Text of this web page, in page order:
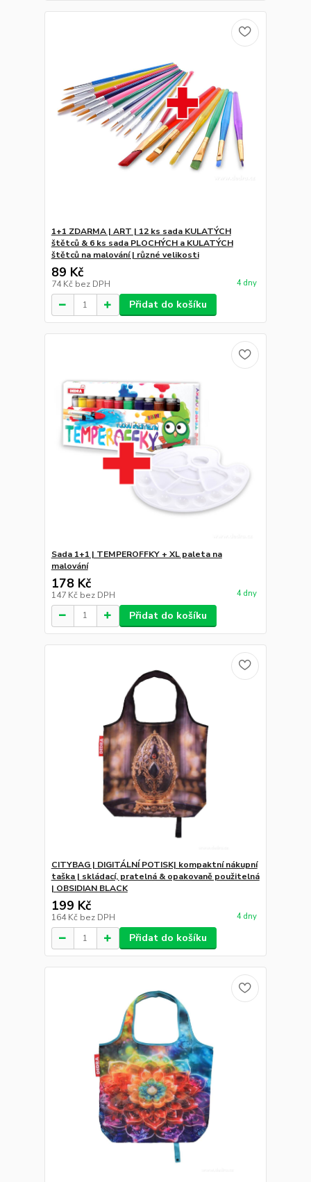
1+1 ZDARMA | ART | 12 ks sada KULATÝCH
štětců & 6 ks sada PLOCHÝCH a KULATÝCH
štětců na malování | různé velikosti
89 Kč
74 Kč bez DPH 4 dny
Přidat do košíku
Sada 1+1 | TEMPEROFFKY + XL paleta na
malování
178 Kč
147 Kč bez DPH 4 dny
Přidat do košíku
CITYBAG | DIGITÁLNÍ POTISK| kompaktní nákupní
taška | skládací, pratelná & opakovaně použitelná
| OBSIDIAN BLACK
199 Kč
164 Kč bez DPH 4 dny
Přidat do košíku